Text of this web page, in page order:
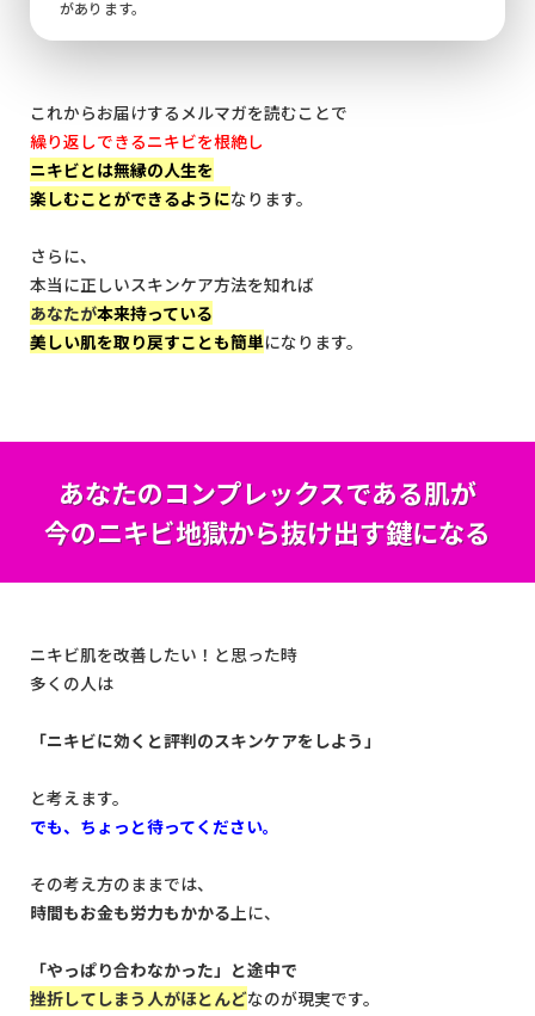
があります。
これからお届けするメルマガを読むことで
繰り返しできるニキビを根絶し
ニキビとは無縁の人生を
楽しむことができるようになります。
さらに、
本当に正しいスキンケア方法を知れば
あなたが本来持っている
美しい肌を取り戻すことも簡単になります。
あなたのコンプレックスである肌が
今のニキビ地獄から抜け出す鍵になる
ニキビ肌を改善したい！と思った時
多くの人は
「ニキビに効くと評判のスキンケアをしよう」
と考えます。
でも、ちょっと待ってください。
その考え方のままでは、
時間もお金も労力もかかる 上に、
「やっぱり合わなかった」と途中で
挫折してしまう人がほとんどなのが現実です。